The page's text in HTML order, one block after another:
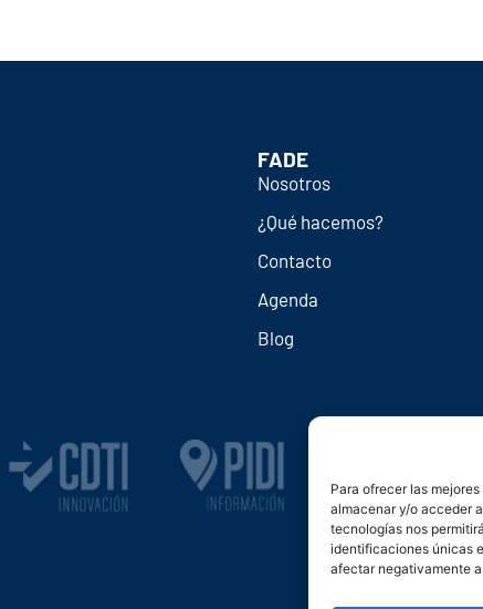
Para ofrecer las
almacenar y/o acceder
tecnologías nos
identificaciones únicas
afectar negativamente
FADE
Nosotros
¿Qué hacemos?
Contacto
Agenda
Blog